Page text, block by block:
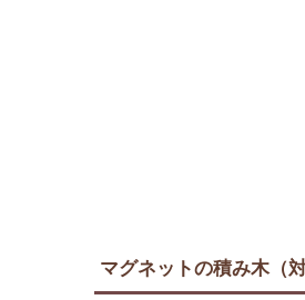
マグネットの積み木（